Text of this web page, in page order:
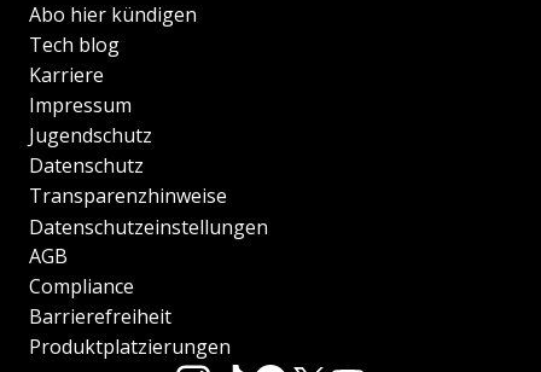
Abo hier kündigen
Tech blog
Karriere
Impressum
Jugendschutz
Datenschutz
Transparenzhinweise
Datenschutzeinstellungen
AGB
Compliance
Barrierefreiheit
Produktplatzierungen